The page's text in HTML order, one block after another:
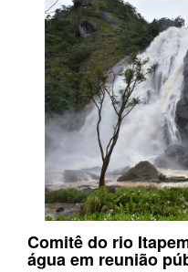
Comitê do rio
água em reunião